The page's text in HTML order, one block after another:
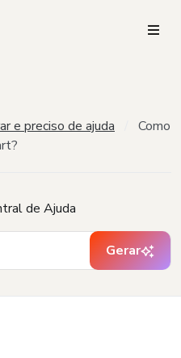
e preciso de ajuda
Como
de Ajuda
Gerar